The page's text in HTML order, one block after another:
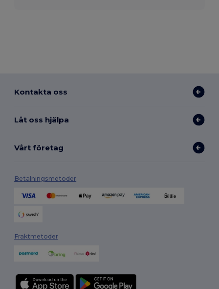
Kontakta oss
Låt oss hjälpa
Vårt företag
Betalningsmetoder
Fraktmetoder